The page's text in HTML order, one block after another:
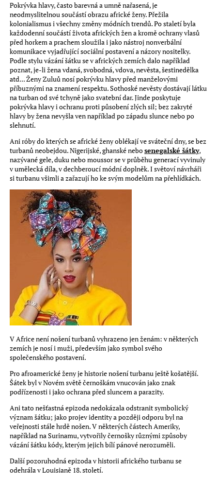
Pokrývka hlavy, často barevná a umně nařasená, je
neodmyslitelnou součástí obrazu africké ženy. Přežila
kolonialismus i všechny změny módních trendů. Po staletí byla
každodenní součástí života afrických žen a kromě ochrany vlasů
před horkem a prachem sloužila i jako nástroj nonverbální
komunikace vyjadřující sociální postavení a názory nositelky.
Podle stylu vázání šátku se v afrických zemích dalo například
poznat, je-li žena vdaná, svobodná, vdova, nevěsta, šestinedělka
atd... Ženy Zuluů nosí pokrývku hlavy před manželovými
příbuznými na znamení respektu. Sothoské nevěsty dostávají látku
na turban od své tchyně jako svatební dar. Jinde poskytuje
pokrývka hlavy i ochranu proti působení zlých sil; bez zakryté
hlavy by žena nevyšla ven například po západu slunce nebo po
slehnutí.
Ani róby do kterých se africké ženy oblékají ve sváteční dny, se bez
turbanů neobejdou. Nigerijské, ghanské nebosenegalské šátky,
nazývané gele, duku nebo moussor se v průběhu generací vyvinuly
v umělecká díla, v dechberoucí módní doplněk. I světoví návrháři
si turbanu všimli a zařazují ho ke svým modelům na přehlídkách.
V Africe není nošení turbanů vyhrazeno jen ženám: v některých
zemích je nosí i muži, především jako symbol svého
společenského postavení.
Pro afroamerické ženy je historie nošení turbanu ještě košatější.
Šátek byl v Novém světě černoškám vnucován jako znak
podřízenosti i jako ochrana před sluncem a parazity.
Ani tato nešťastná epizoda nedokázala odstranit symbolický
význam šátku; jako projev identity a později odporu byl na
veřejnosti stále hrdě nošen. V některých částech Ameriky,
například na Surinamu, vytvořily černošky různými způsoby
vázání šátku kódy, kterým jejich bílí pánové nerozuměli.
Další pozoruhodná epizoda v historii afrického turbanu se
odehrála v Louisianě 18. století.